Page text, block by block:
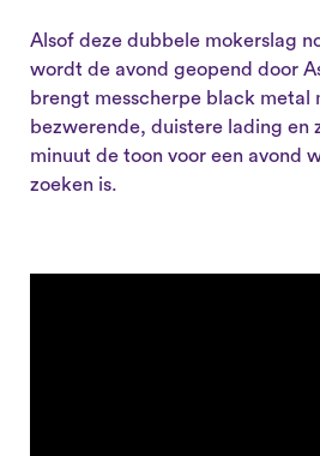
Alsof deze dubbele mokerslag
wordt de avond geopend door
brengt messcherpe black metal
bezwerende, duistere lading en
minuut de toon voor een avond
zoeken is.